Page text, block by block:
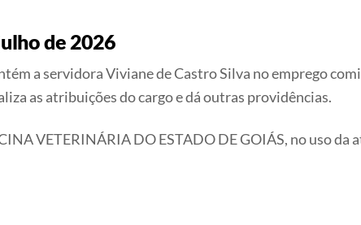
de 2026
a servidora Viviane de Castro Silva no emprego
as atribuições do cargo e dá outras providências.
VETERINÁRIA DO ESTADO DE GOIÁS, no uso da